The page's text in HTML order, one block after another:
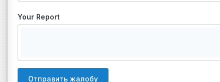
Your Report
Отправить жалобу